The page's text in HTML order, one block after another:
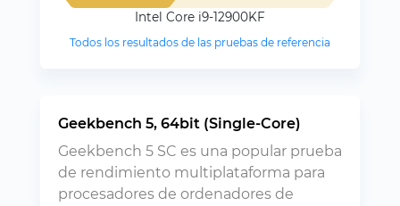
Intel Core i9-12900KF
Todos los resultados de las pruebas de referencia
Geekbench 5, 64bit (Single-Core)
Geekbench 5 SC es una popular prueba
de rendimiento multiplataforma para
procesadores de ordenadores de